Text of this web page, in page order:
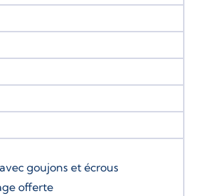
goujons et écrous
offerte